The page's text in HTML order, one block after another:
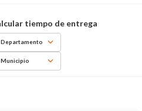
Departamento
Municipio